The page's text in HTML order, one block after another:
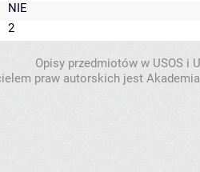
NIE
2
Opisy przedmiotów w USOS i
praw autorskich jest